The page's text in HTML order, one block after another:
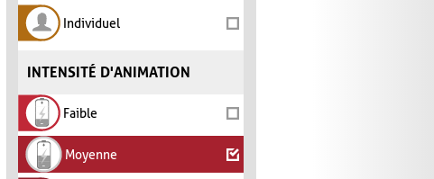
Individuel
INTENSITÉ D'ANIMATION
Faible
Moyenne